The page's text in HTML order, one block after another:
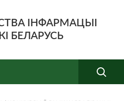
ІНФАРМАЦЫІ
БЕЛАРУСЬ